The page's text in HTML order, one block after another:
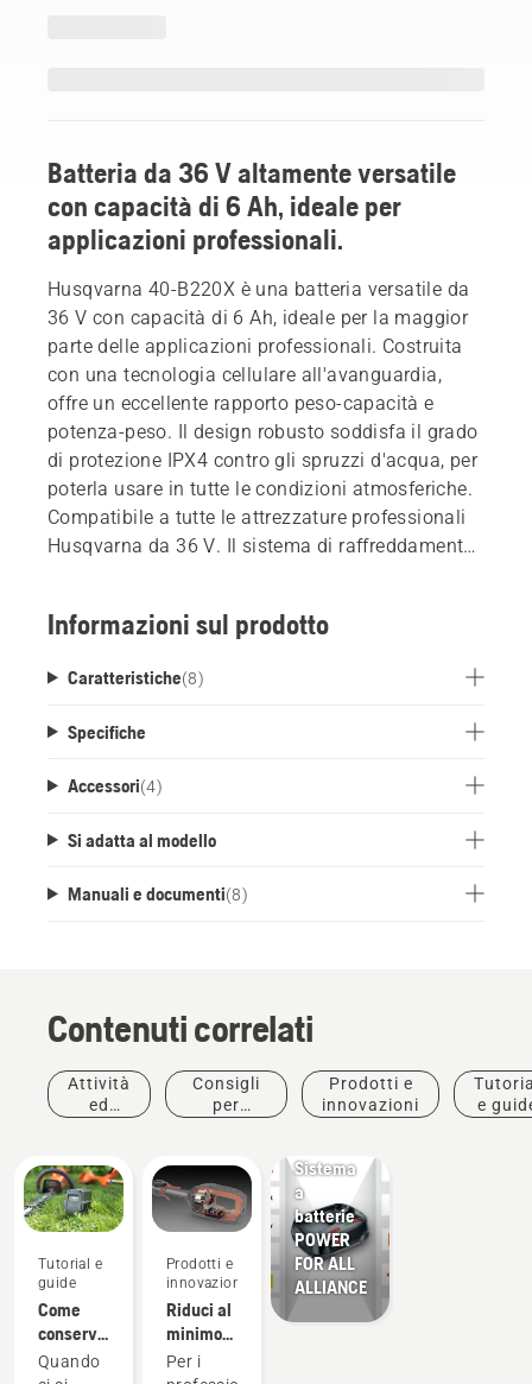
Batteria da 36 V altamente versatile
con capacità di 6 Ah, ideale per
applicazioni professionali.
Husqvarna 40-B220X è una batteria versatile da
36 V con capacità di 6 Ah, ideale per la maggior
parte delle applicazioni professionali. Costruita
con una tecnologia cellulare all'avanguardia,
offre un eccellente rapporto peso-capacità e
potenza-peso. Il design robusto soddisfa il grado
di protezione IPX4 contro gli spruzzi d'acqua, per
poterla usare in tutte le condizioni atmosferiche.
Compatibile a tutte le attrezzature professionali
Husqvarna da 36 V. Il sistema di raffreddamento
la carica che per garantire sempre le migliori
collegato ione ad Husqvarna Fleet Services.
Informazioni sul prodotto
Caratteristiche(8)
Specifiche
Accessori(4)
Si adatta al modello
Manuali e documenti(8)
Contenuti correlati
Attività
ed
Consigli
per
Prodotti e
innovazioni
e
Tutorial e
guide
Come
conservare
la
Quando
Prodotti e
innovazioni
Riduci al
minimo
la
Per i
Prodotti e
Sistema
a
batterie
POWER
FOR ALL
ALLIANCE